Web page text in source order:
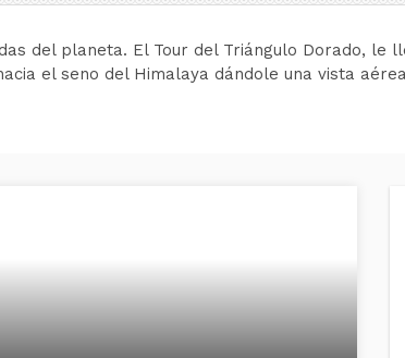
del planeta. El Tour del Triángulo Dorado,
el seno del Himalaya dándole una vista